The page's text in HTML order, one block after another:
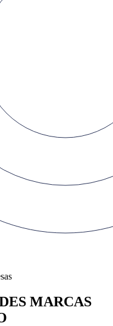
MARCAS